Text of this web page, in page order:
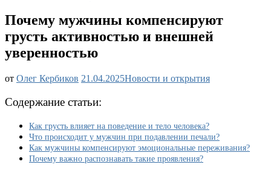
Почему мужчины компенсируют
грусть активностью и внешней
уверенностью
от Олег Кербиков 21.04.2025Почему
и
внешней
уверенностью
Новости и открытия
Содержание статьи:
Как грусть влияет на поведение и тело человека?
Что происходит у мужчин при подавлении печали?
Как мужчины компенсируют эмоциональные переживания?
Почему важно распознавать такие проявления?